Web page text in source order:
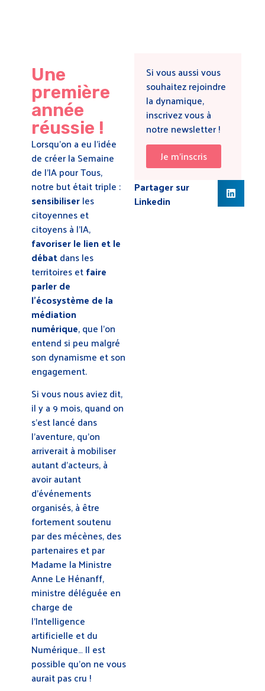
Une
première
année
réussie !
Lorsqu’on a eu l’idée
de créer la Semaine
de l’IA pour Tous,
notre but était triple :
sensibiliserles
citoyennes et
citoyens à l’IA,
favoriser le lien et le
débatdans les
territoires etfaire
parler de
l’écosystème de la
médiation
numérique, que l’on
entend si peu malgré
son dynamisme et son
engagement.
Si vous nous aviez dit,
il y a 9 mois, quand on
s’est lancé dans
l’aventure, qu’on
arriverait à mobiliser
autant d’acteurs, à
avoir autant
d’événements
organisés, à être
fortement soutenu
par des mécènes, des
partenaires et par
Madame la Ministre
Anne Le Hénanff,
ministre déléguée en
charge de
l’Intelligence
artificielle et du
Numérique… Il est
possible qu’on ne vous
aurait pas cru !
Si vous aussi vous
souhaitez rejoindre
la dynamique,
inscrivez vous à
notre newsletter !
Je m'inscris
Partager sur
Linkedin